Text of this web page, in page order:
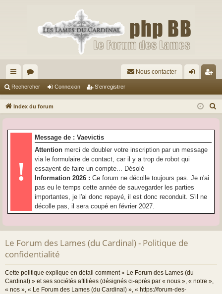
cc
ès
pi
or
u
s
Nous contacter
ne
on
nr
ist
Rechercher Connexion S’enregistrer
Index du forum
!
Message de : Vaevictis
Attention merci de doubler votre inscription par un message
via le formulaire de contact, car il y a trop de robot qui
essayent de faire un compte... Désolé
Information 2026 : Ce forum ne décolle toujours pas. Je n'ai
pas eu le temps cette année de sauvegarder les parties
importantes, je l'ai donc repayé, il est donc reconduit. S'il ne
décolle pas, il sera coupé en février 2027.
Le Forum des Lames (du Cardinal) - Politique de
confidentialité
Cette politique explique en détail comment « Le Forum des Lames (du
Cardinal) » et ses sociétés affiliées (désignés ci-après par « nous », « notre »,
« nos », « Le Forum des Lames (du Cardinal) », « https://forum-des-